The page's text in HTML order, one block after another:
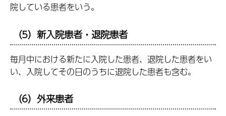
院している患者をいう。
（5）新入院患者・退院患者
毎月中における新たに入院した患者、退院した患者をい
い、入院してその日のうちに退院した患者も含む。
（6）外来患者